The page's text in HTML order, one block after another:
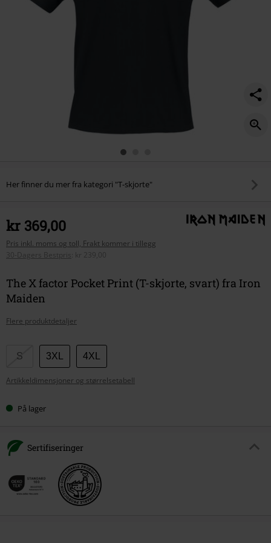
Her finner du mer fra kategori "T-skjorte"
kr 369,00
Pris inkl. moms og toll, Frakt kommer i tillegg
30-Dagers Bestpris
kr 239,00
The X factor Pocket Print (T-skjorte, svart) fra Iron
Maiden
Flere produktdetaljer
Velg
størrelse
S 3XL 4XL
Artikkeldimensjoner og størrelsetabell
På lager
Sertifiseringer